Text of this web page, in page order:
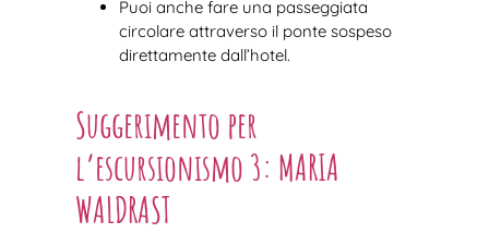
Puoi anche fare una passeggiata
circolare attraverso il ponte sospeso
direttamente dall’hotel.
Suggerimento per
l’escursionismo 3: MARIA
WALDRAST